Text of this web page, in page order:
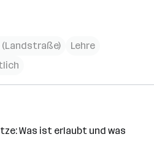
(Landstraße)
Lehre
Was ist erlaubt und was